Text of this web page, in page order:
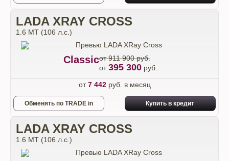
LADA XRAY CROSS
1.6 МТ (106 л.с.)
Classicот 911 900 руб.
от395 300 руб.
от7 442руб. в месяц
Обменять по TRADE in Купить в кредит
LADA XRAY CROSS
1.6 МТ (106 л.с.)